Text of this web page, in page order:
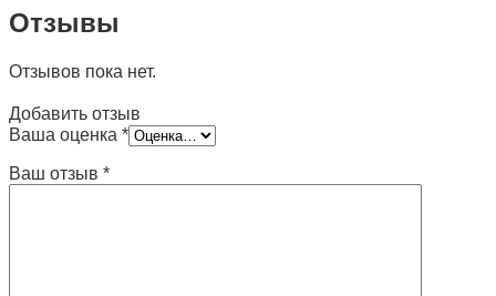
Отзывы
Отзывов пока нет.
Добавить отзыв
Ваша оценка *
Ваш отзыв *